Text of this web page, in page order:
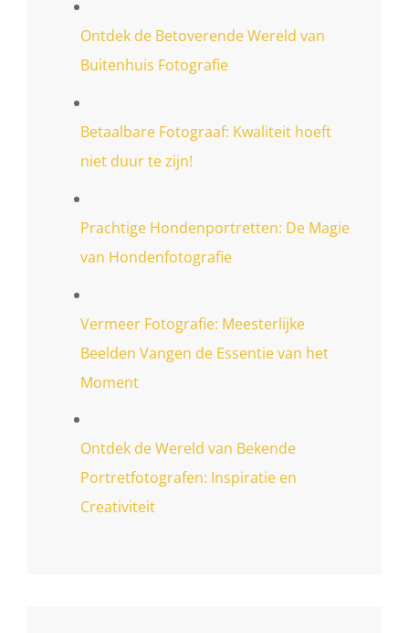
Ontdek de Betoverende Wereld van
Buitenhuis Fotografie
Betaalbare Fotograaf: Kwaliteit hoeft
niet duur te zijn!
Prachtige Hondenportretten: De Magie
van Hondenfotografie
Vermeer Fotografie: Meesterlijke
Beelden Vangen de Essentie van het
Moment
Ontdek de Wereld van Bekende
Portretfotografen: Inspiratie en
Creativiteit